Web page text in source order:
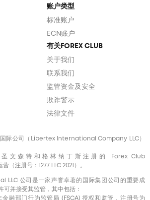
账户类型
标准账户
ECN账户
有关FOREX CLUB
关于我们
联系我们
监管资金及安全
欺诈警示
法律文件
际公司（Libertex International Company LLC）
文森特和格林纳丁斯注册的 Forex Club
（注册号：1277 LLC 2021）。
LLC 公司是一家声誉卓著的国际集团公司的重要成
可并接受其监管，其中包括：
金融部门行为监管局 (FSCA) 授权和监管，注册号为